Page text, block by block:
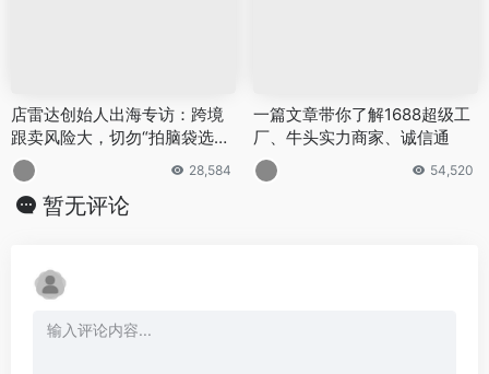
店雷达创始人出海专访：跨境
跟卖风险大，切勿“拍脑袋选
品”
28,584
一篇文章带你了解1688超级工
厂、牛头实力商家、诚信通
54,520
暂无评论